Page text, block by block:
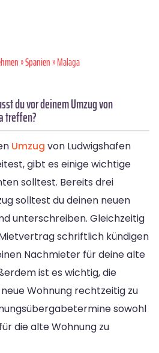
»Spanien» Malaga
du vor deinem Umzug von
treffen?
Umzug von Ludwigshafen
gibt es einige wichtige
solltest. Bereits drei
solltest du deinen neuen
unterschreiben. Gleichzeitig
schriftlich kündigen
Nachmieter für deine alte
ist es wichtig, die
Wohnung rechtzeitig zu
sowohl
die alte Wohnung zu